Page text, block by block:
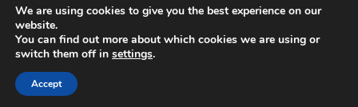
Ophavsret © 2023 Finansielle Rådgivere. Alle rettigheder
forbeholdes.
We are using cookies to give you the best experience on our
website.
You can find out more about which cookies we are using or
switch them off in settings.
Accept